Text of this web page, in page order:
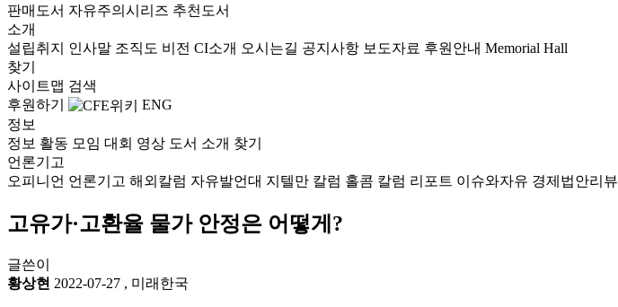
판매도서 자유주의시리즈 추천도서
소개
설립취지 인사말 조직도 비전 CI소개 오시는길 공지사항 보도자료 후원안내 Memorial Hall
찾기
사이트맵 검색
후원하기
ENG
정보
정보 활동 모임 대회 영상 도서 소개 찾기
언론기고
오피니언 언론기고 해외칼럼 자유발언대 지텔만 칼럼 홀콤 칼럼 리포트 이슈와자유 경제법안리뷰
고유가·고환율 물가 안정은 어떻게?
글쓴이
황상현 2022-07-27 , 미래한국